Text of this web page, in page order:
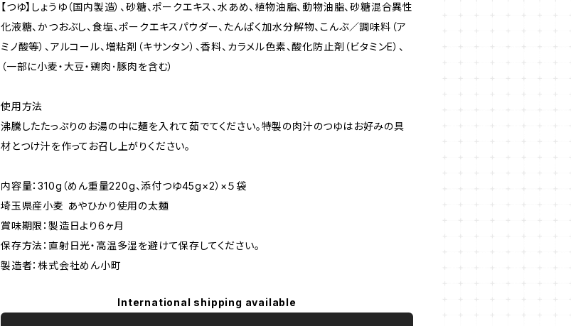
【つゆ】しょうゆ（国内製造）、砂糖、ポークエキス、水あめ、植物油脂、動物油脂、砂糖混合異性
化液糖、かつおぶし、食塩、ポークエキスパウダー、たんぱく加水分解物、こんぶ／調味料（ア
ミノ酸等）、アルコール、増粘剤（キサンタン）、香料、カラメル色素、酸化防止剤（ビタミンE）、
（一部に小麦・大豆・鶏肉･豚肉を含む）
使用方法
沸騰したたっぷりのお湯の中に麺を入れて茹でてください。特製の肉汁のつゆはお好みの具
材とつけ汁を作ってお召し上がりください。
内容量：310g（めん重量220g、添付つゆ45g×2）×５袋
埼玉県産小麦 あやひかり使用の太麺
賞味期限：製造日より6ヶ月
保存方法：直射日光・高温多湿を避けて保存してください。
製造者：株式会社めん小町
International shipping available